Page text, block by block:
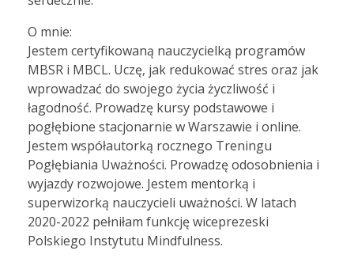
O mnie:
Jestem certyfikowaną nauczycielką programów
MBSR i MBCL. Uczę, jak redukować stres oraz jak
wprowadzać do swojego życia życzliwość i
łagodność. Prowadzę kursy podstawowe i
pogłębione stacjonarnie w Warszawie i online.
Jestem współautorką rocznego Treningu
Pogłębiania Uważności. Prowadzę odosobnienia i
wyjazdy rozwojowe. Jestem mentorką i
superwizorką nauczycieli uważności. W latach
2020-2022 pełniłam funkcję wiceprezeski
Polskiego Instytutu Mindfulness.